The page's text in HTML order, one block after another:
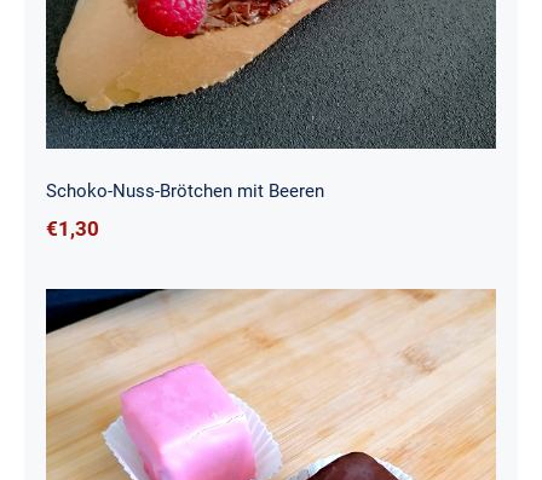
Schoko-Nuss-Brötchen mit Beeren
€1,30